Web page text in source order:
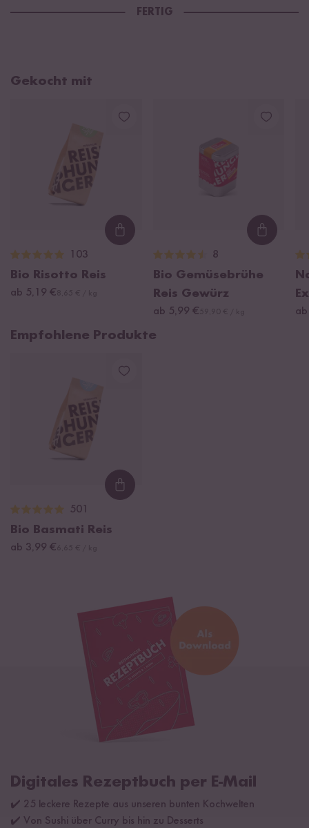
FERTIG
Gekocht mit
Loading...
103
Bio Risotto Reis
ab 5,19 €
8
Bio Gemüsebrühe
Reis Gewürz
ab 5,99 €
Empfohlene Produkte
Loading...
501
Bio Basmati Reis
ab 3,99 €
Digitales Rezeptbuch per E-Mail
✔️ 25 leckere Rezepte aus unseren bunten Kochwelten
✔️ Von Sushi über Curry bis hin zu Desserts